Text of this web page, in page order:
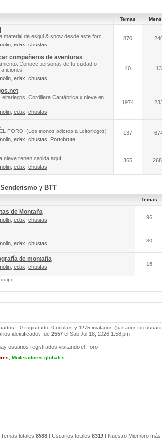
Temas
material de esqui & snow desde este foro.
, edax chustas
870
compañeros de aventuras
Conoce personas de tu ciudad o
, edax chustas
40
Cordillera Cantábrica o nieve en
, edax chustas
1974
FORO. (Los monos adictos a Leitariegos)
, edax chustas Portobrute
137
tienen cabida aquí...
, edax chustas
365
y BTT
Temas
de Montaña
, edax chustas 96
, edax chustas 30
de montaña
, edax chustas 16
:: 0 registrado, 0 ocultos y 1275 invitados (basados en
identificados fue 2557el Sab Jul 18, 2026 1:58 pm
usuarios registrados visitando el Foro
Moderadores globales
totales 8588| Usuarios totales 8319| Nuestro Miembro más